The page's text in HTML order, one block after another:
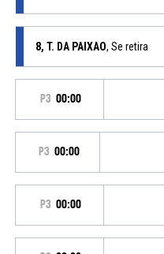
8, T. DA PAIXAO, Se retira
P3 00:00
P3 00:00
P3 00:00